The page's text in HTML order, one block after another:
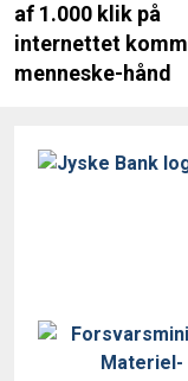
af 1.000 klik på
internettet
menneske-hånd